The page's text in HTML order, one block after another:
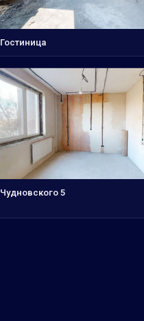
Гостиница
Чудновского 5